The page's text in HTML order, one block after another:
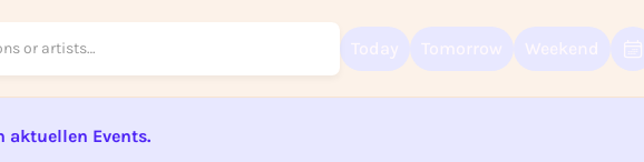
aktuellen Events.